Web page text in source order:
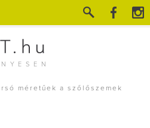
méretűek a szőlőszemek